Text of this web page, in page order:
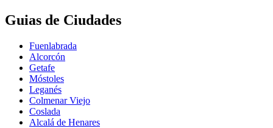
Guias de Ciudades
Fuenlabrada
Alcorcón
Getafe
Móstoles
Leganés
Colmenar Viejo
Coslada
Alcalá de Henares